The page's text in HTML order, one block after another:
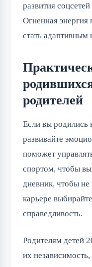
развития
Огненная
стать
родителей
Если вы родились
развивайте
поможет
спортом, чтобы
дневник, чтобы не
карьере
справедливость.
Родителям детей
их